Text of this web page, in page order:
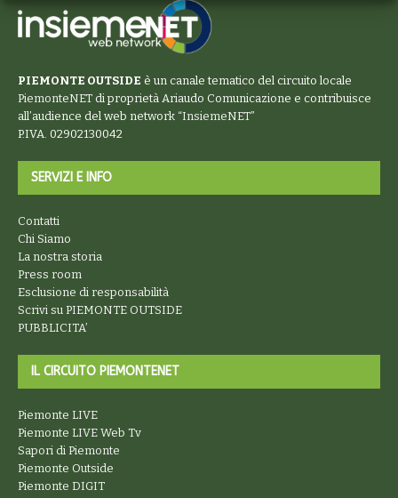
PIEMONTE OUTSIDE è un canale tematico del circuito locale
PiemonteNET di proprietà Ariaudo Comunicazione e contribuisce
all’audience del web network “InsiemeNET”
P.IVA. 02902130042
SERVIZI E INFO
Contatti
Chi Siamo
La nostra storia
Press room
Esclusione di responsabilità
Scrivi su PIEMONTE OUTSIDE
PUBBLICITA’
IL CIRCUITO PIEMONTENET
Piemonte LIVE
Piemonte LIVE Web Tv
Sapori di Piemonte
Piemonte Outside
Piemonte DIGIT